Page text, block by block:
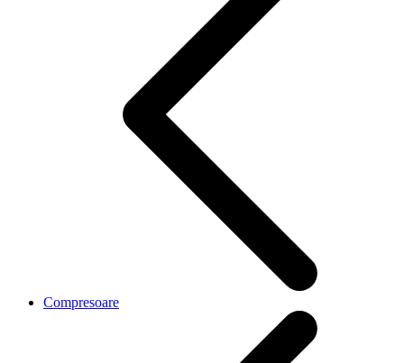
Compresoare